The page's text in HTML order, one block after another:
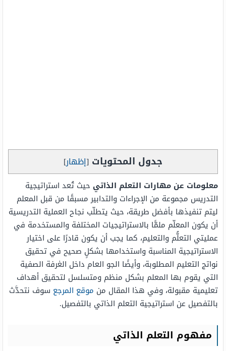
جدول المحتويات [إظهار]
معلومات عن مهارات التعلم الذاتي حيث تُعد استراتيجية
التدريس مجموعة من الإجراءات والتدابير مسبقًا من قبل المعلم
ليتم تنفيذها بأفضل طريقة، حيث يتطلّب نجاح العملية التدريسية
أن يكون المعلّم ملمًّا بالاستراتيجيات المختلفة والمستخدمة في
عمليتي التعلُّم والتعليم، كما يجب أن يكون قادرًا على اختيار
الاستراتيجية المناسبة واستخدامها بشكلٍ صحيح في تحقيق
نواتج التعليم المطلوبة، وأيضًا الجو العام داخل الغرفة الصفية
التي يقوم بها المعلم بشكل منظم ومتسلسل لتحقيق أهداف
تعليمية مقبولة، وفي هذا المقال من موقع المرجع سوف نتحدَّث
بالتفصيل عن استراتيجية التعلم الذاتي بالتفصيل.
مفهوم التعلم الذاتي